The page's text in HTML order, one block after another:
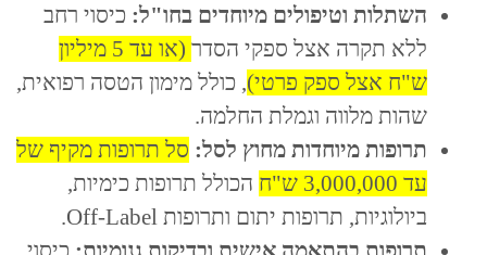
השתלות וטיפולים מיוחדים בחו"ל: כיסוי רחב
ללא תקרה אצל ספקי הסדר
(או עד 5 מיליון
ש"ח אצל ספק פרטי), כולל מימון הטסה רפואית,
שהות מלווה וגמלת החלמה.
תרופות מיוחדות מחוץ לסל: סל תרופות מקיף של
עד 3,000,000 ש"ח
הכולל תרופות כימיות,
ביולוגיות, תרופות יתום ותרופות Off-Label.